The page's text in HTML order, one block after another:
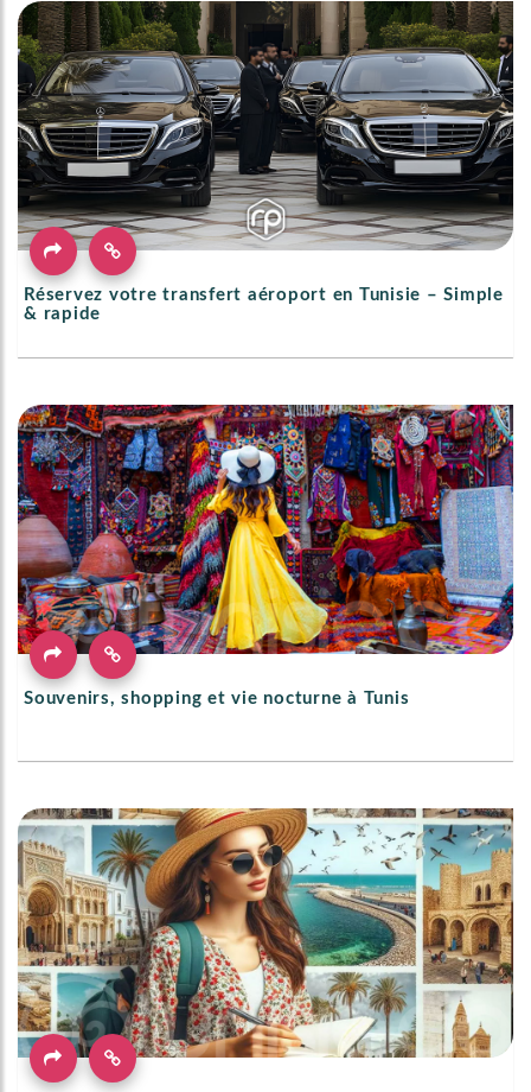
Réservez votre transfert aéroport en Tunisie – Simple
& rapide
Souvenirs, shopping et vie nocturne à Tunis